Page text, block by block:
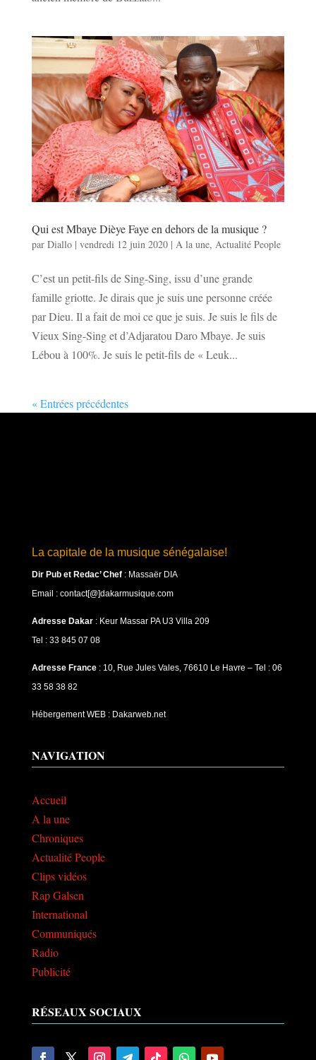
Qui est Mbaye Dièye Faye en dehors de la musique ?
par Diallo| vendredi 12 juin 2020| A la une, Actualité People
C’est un petit-fils de Sing-Sing, issu d’une grande
famille griotte. Je dirais que je suis une personne créée
par Dieu. Il a fait de moi ce que je suis. Je suis le fils de
Vieux Sing-Sing et d’Adjaratou Daro Mbaye. Je suis
Lébou à 100%. Je suis le petit-fils de « Leuk...
« Entrées précédentes
La capitale de la musique sénégalaise!
Dir Pub et Redac’ Chef: Massaër DIA
Email : contact[@]dakarmusique.com
Adresse Dakar: Keur Massar PA U3 Villa 209
Tel : 33 845 07 08
Adresse France: 10, Rue Jules Vales, 76610 Le Havre – Tel : 06
33 58 38 82
Hébergement WEB : Dakarweb.net
NAVIGATION
Accueil
A la une
Chroniques
Actualité People
Clips vidéos
Rap Galsen
International
Communiqués
Radio
Publicité
RÉSEAUX SOCIAUX